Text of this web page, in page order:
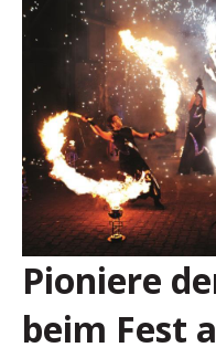
Pioniere
beim Fest